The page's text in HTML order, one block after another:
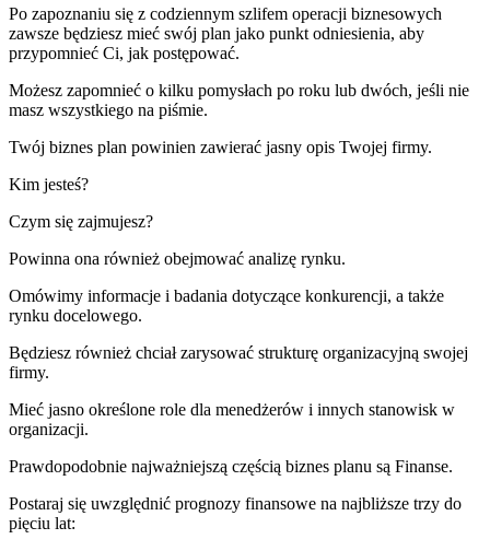
Po zapoznaniu się z codziennym szlifem operacji biznesowych
zawsze będziesz mieć swój plan jako punkt odniesienia, aby
przypomnieć Ci, jak postępować.
Możesz zapomnieć o kilku pomysłach po roku lub dwóch, jeśli nie
masz wszystkiego na piśmie.
Twój biznes plan powinien zawierać jasny opis Twojej firmy.
Kim jesteś?
Czym się zajmujesz?
Powinna ona również obejmować analizę rynku.
Omówimy informacje i badania dotyczące konkurencji, a także
rynku docelowego.
Będziesz również chciał zarysować strukturę organizacyjną swojej
firmy.
Mieć jasno określone role dla menedżerów i innych stanowisk w
organizacji.
Prawdopodobnie najważniejszą częścią biznes planu są Finanse.
Postaraj się uwzględnić prognozy finansowe na najbliższe trzy do
pięciu lat: